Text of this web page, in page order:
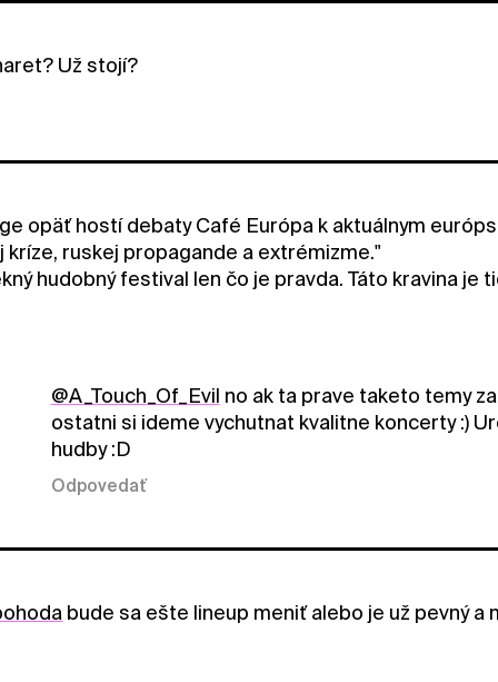
Už stojí?
opäť hostí debaty Café Európa k aktuálnym
kríze, ruskej propagande a extrémizme."
hudobný festival len čo je pravda. Táto kravina je
@A_Touch_Of_Evil no ak ta prave taketo temy
ostatni si ideme vychutnat kvalitne koncerty :)
hudby :D
Odpovedať
bude sa ešte lineup meniť alebo je už pevný a